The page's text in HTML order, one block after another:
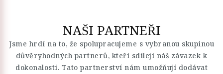
NAŠI PARTNEŘI
Jsme hrdí na to, že spolupracujeme s vybranou skupinou
důvěryhodných partnerů, kteří sdílejí náš závazek k
dokonalosti. Tato partnerství nám umožňují dodávat